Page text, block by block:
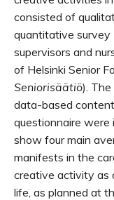
consisted of
quantitative
supervisors and
of Helsinki Senior
Seniorisäätiö).
data-based
questionnaire were
show four main
manifests in the
creative activity as
life, as planned at